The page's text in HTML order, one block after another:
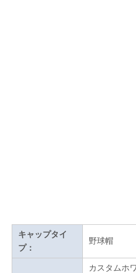
キャップタイ
プ：
野球帽
カスタムホ